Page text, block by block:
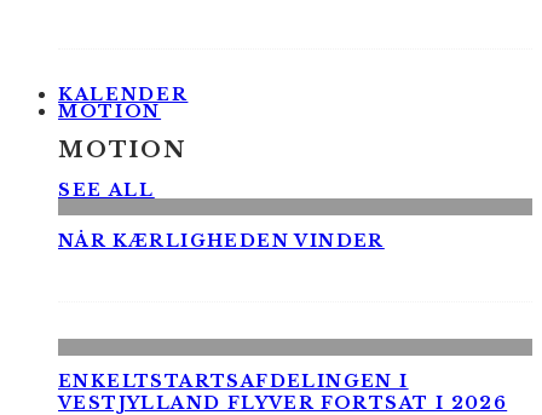
KALENDER
MOTION
MOTION
SEE ALL
NÅR KÆRLIGHEDEN VINDER
ENKELTSTARTSAFDELINGEN I
VESTJYLLAND FLYVER FORTSAT I 2026